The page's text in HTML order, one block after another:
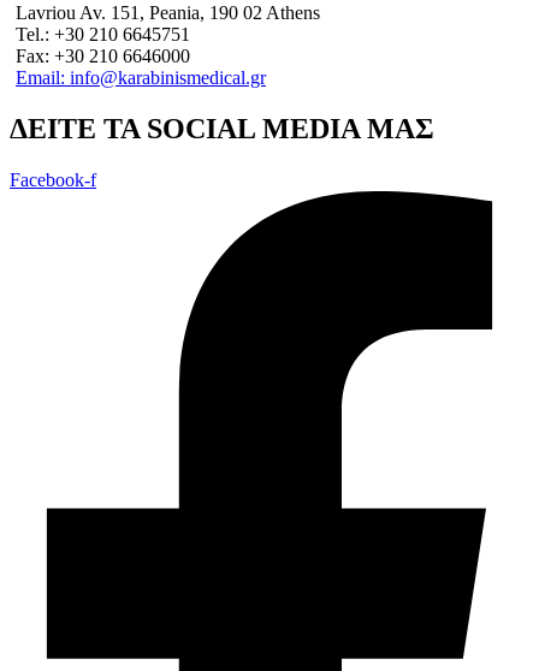
Lavriou Av. 151, Peania, 190 02 Athens
Tel.: +30 210 6645751
Fax: +30 210 6646000
Email: info@karabinismedical.gr
ΔEITE TA SOCIAL MEDIA ΜΑΣ
Facebook-f